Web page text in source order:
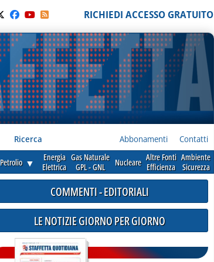
RICHIEDI ACCESSO GRATUITO
Ricerca Abbonamenti Contatti
Petrolio ▼
Energia
Elettrica
Gas Naturale
GPL - GNL
Nucleare Altre Fonti
Efficienza
Ambiente
Sicurezza
COMMENTI - EDITORIALI
LE NOTIZIE GIORNO PER GIORNO